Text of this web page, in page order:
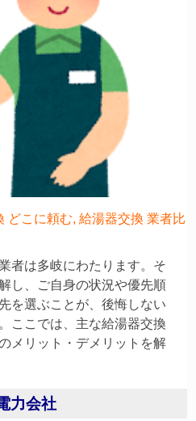
どこに頼む, 給湯器交換 業者比
者は多岐にわたります。そ
し、ご自身の状況や優先順
を選ぶことが、後悔しない
ここでは、主な給湯器交換
メリット・デメリットを解
力会社